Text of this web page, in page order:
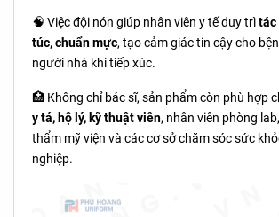
🧠 Việc đội nón giúp nhân viên y tế duy trìtác
túc, chuẩn mực, tạo cảm giác tin cậy cho
người nhà khi tiếp xúc.
🏥 Không chỉ bác sĩ, sản phẩm còn phù hợp
y tá, hộ lý, kỹ thuật viên, nhân viên phòng
thẩm mỹ viện và các cơ sở chăm sóc sức
nghiệp.